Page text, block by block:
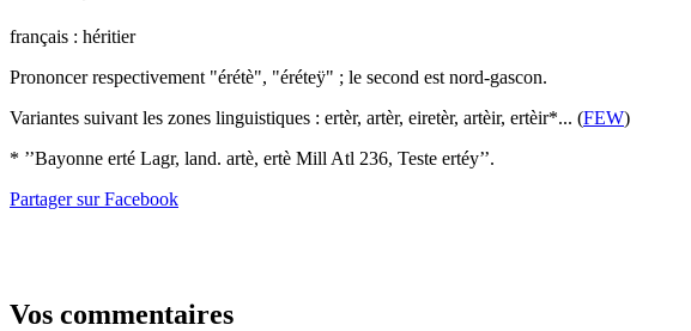
français : héritier
Prononcer respectivement "érétè", "éréteÿ" ; le second est nord-gascon.
Variantes suivant les zones linguistiques : ertèr, artèr, eiretèr, artèir, ertèir*... (FEW)
* ’’Bayonne erté Lagr, land. artè, ertè Mill Atl 236, Teste ertéy’’.
Partager sur Facebook
Vos commentaires